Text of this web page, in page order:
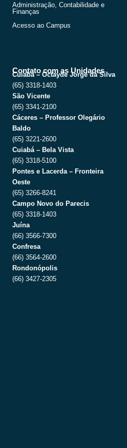
Administração, Contabilidade e
Finanças
Acesso ao Campus
Contato com as Unidades
Cuiabá – Octayde Jorge da Silva
(65) 3318-1403
São Vicente
(65) 3341-2100
Cáceres – Professor Olegário
Baldo
(65) 3221-2600
Cuiabá – Bela Vista
(65) 3318-5100
Pontes e Lacerda – Fronteira
Oeste
(65) 3266-8241
Campo Novo do Parecis
(65) 3318-1403
Juína
(66) 3566-7300
Confresa
(66) 3564-2600
Rondonópolis
(66) 3427-2305